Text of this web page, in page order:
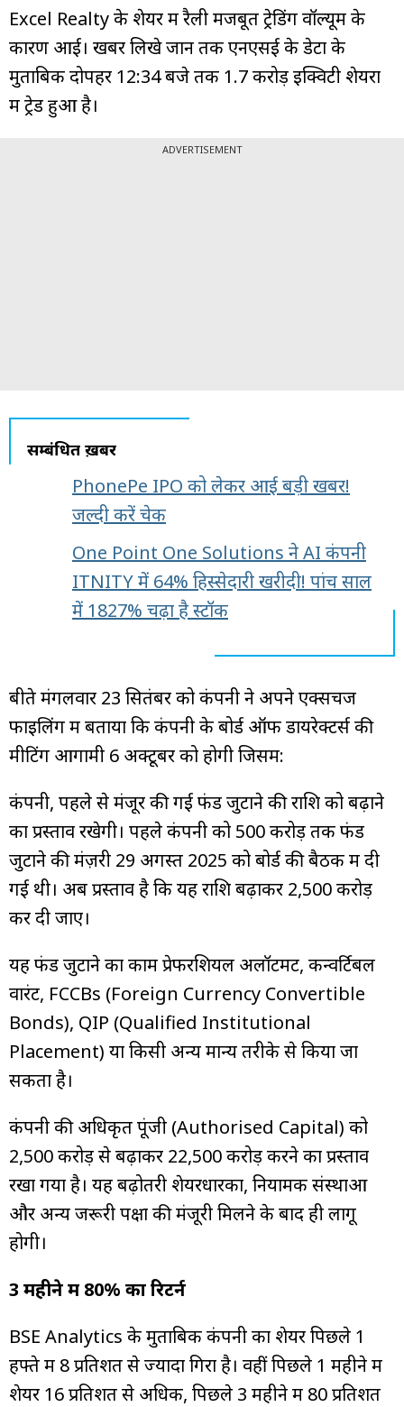
Excel Realty के शेयर में रैली मजबूत ट्रेडिंग वॉल्यूम के
कारण आई। खबर लिखे जानें तक एनएसई के डेटा के
मुताबिक दोपहर 12:34 बजे तक 1.7 करोड़ इक्विटी शेयरों
में ट्रेड हुआ है।
ADVERTISEMENT
सम्बंधित ख़बरें
PhonePe IPO को लेकर आई बड़ी खबर!
जल्दी करें चेक
One Point One Solutions ने AI कंपनी
ITNITY में 64% हिस्सेदारी खरीदी! पांच साल
में 1827% चढ़ा है स्टॉक
बीते मंगलवार 23 सितंबर को कंपनी ने अपने एक्सचेंज
फाइलिंग में बताया कि कंपनी के बोर्ड ऑफ डायरेक्टर्स की
मीटिंग आगामी 6 अक्टूबर को होगी जिसमें:
कंपनी, पहले से मंजूर की गई फंड जुटाने की राशि को बढ़ाने
का प्रस्ताव रखेगी। पहले कंपनी को ₹500 करोड़ तक फंड
जुटाने की मंज़री 29 अगस्त 2025 को बोर्ड की बैठक में दी
गई थी। अब प्रस्ताव है कि यह राशि बढ़ाकर ₹2,500 करोड़
कर दी जाए।
यह फंड जुटाने का काम प्रेफरेंशियल अलॉटमेंट, कन्वर्टिबल
वारंट, FCCBs (Foreign Currency Convertible
Bonds), QIP (Qualified Institutional
Placement) या किसी अन्य मान्य तरीके से किया जा
सकता है।
कंपनी की अधिकृत पूंजी (Authorised Capital) को
₹2,500 करोड़ से बढ़ाकर ₹22,500 करोड़ करने का प्रस्ताव
रखा गया है। यह बढ़ोतरी शेयरधारकों, नियामक संस्थाओं
और अन्य जरूरी पक्षों की मंजूरी मिलने के बाद ही लागू
होगी।
3 महीने में 80% का रिटर्न
BSE Analytics के मुताबिक कंपनी का शेयर पिछले 1
हफ्ते में 8 प्रतिशत से ज्यादा गिरा है। वहीं पिछले 1 महीने में
शेयर 16 प्रतिशत से अधिक, पिछले 3 महीने में 80 प्रतिशत